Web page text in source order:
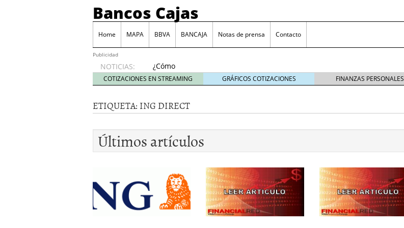
Bancos Cajas
Home MAPA BBVA BANCAJA Notas de prensa Contacto
Publicidad
NOTICIAS:
¿Cómo
podemos
reclamar
bancos
las
comisiones
por
descubierto?
Tarjeta Visa Prepago de NovaGalicia Banco mayo 23, 2014
Las principales comisiones bancarias mayo 19, 2014
Juego BBVA, una forma de hacer ganar a los clientes abril 11, 2014
Monte de Piedad, una de la opciones para conseguir efectivo abril 4, 2014
COTIZACIONES EN STREAMING GRÁFICOS COTIZACIONES FINANZAS PERSONALES
ETIQUETA: ING DIRECT
Últimos artículos